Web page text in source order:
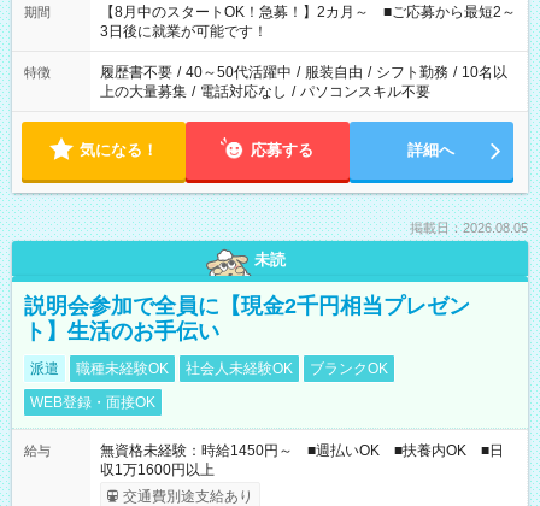
「できれば残業はしたくない」 など、ご希望を教えてください
ね。 ※Wワーク希望の方へ 今ご覧のお仕事で希望する勤務時間
と、もう1つのお仕事の勤務時間。 合計で週40時間を超える場
合は応募できません。
期間
【8月中のスタートOK！急募！】2カ月～ ■ご応募から最短2～
3日後に就業が可能です！
特徴 履歴書不要 / 40～50代活躍中 / 服装自由 / シフト勤務 / 10名以
上の大量募集 / 電話対応なし / パソコンスキル不要
気になる！ 応募する 詳細へ
掲載日：2026.08.05
未読
説明会参加で全員に【現金2千円相当プレゼン
ト】生活のお手伝い
派遣 職種未経験OK 社会人未経験OK
ブランクOK
WEB登録・面接OK
給与
無資格未経験：時給1450円～ ■週払いOK ■扶養内OK ■日
収1万1600円以上
交通費別途支給あり